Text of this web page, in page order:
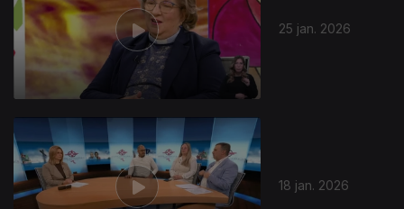
25 jan. 2026
18 jan. 2026